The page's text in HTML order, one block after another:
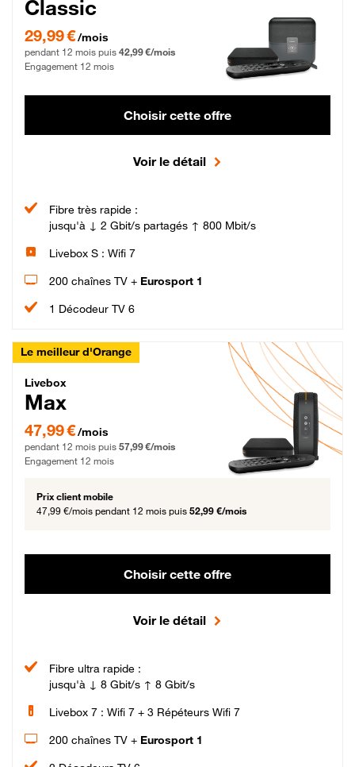
Classic
29,99 € par mois pendant 12 mois puis 42,99 € par mois, Engagement 12 mois
29,99 €/mois
pendant 12 mois puis 42,99 €/mois
Engagement 12 mois
Choisir cette offre
Voir le détail
Fibre très rapide :
jusqu'à ↓ 2 Gbit/s partagés ↑ 800 Mbit/s
Livebox S : Wifi 7
200 chaînes TV + Eurosport 1
1 Décodeur TV 6
Le meilleur d'Orange
Livebox Max Fibre
Livebox
Max
47,99 € par mois pendant 12 mois puis 57,99 € par mois, Engagement 12 mois
47,99 €/mois
pendant 12 mois puis 57,99 €/mois
Engagement 12 mois
Prix client mobile
47,99 €/mois pendant 12 mois puis 52,99 €/mois
Choisir cette offre
Voir le détail
Fibre ultra rapide :
jusqu'à ↓ 8 Gbit/s ↑ 8 Gbit/s
Livebox 7 : Wifi 7 + 3 Répéteurs Wifi 7
200 chaînes TV + Eurosport 1